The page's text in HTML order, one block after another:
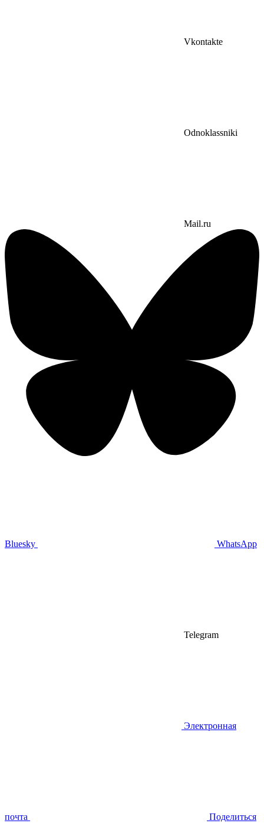
Vkontakte
Odnoklassniki
Mail.ru
Bluesky WhatsApp
Telegram
Электронная
почта Поделиться